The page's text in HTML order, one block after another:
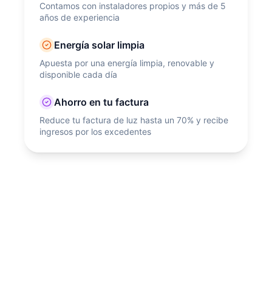
Contamos con instaladores propios y más de 5
años de experiencia
Energía solar limpia
Apuesta por una energía limpia, renovable y
disponible cada día
Ahorro en tu factura
Reduce tu factura de luz hasta un 70% y recibe
ingresos por los excedentes